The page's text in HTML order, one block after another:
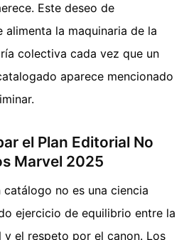
Este deseo de
alimenta la maquinaria de la
colectiva cada vez que un
aparece mencionado
el Plan Editorial No
Marvel 2025
no es una ciencia
ejercicio de equilibrio entre la
el respeto por el canon. Los